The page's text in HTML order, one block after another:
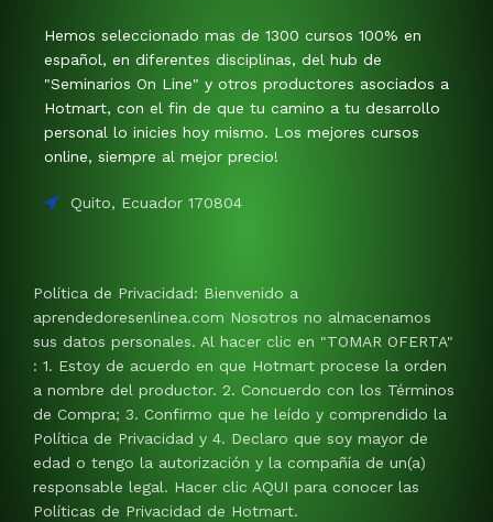
Hemos seleccionado mas de 1300 cursos 100% en
español, en diferentes disciplinas, del hub de
"Seminarios On Line" y otros productores asociados a
Hotmart, con el fin de que tu camino a tu desarrollo
personal lo inicies hoy mismo. Los mejores cursos
online, siempre al mejor precio!
Quito, Ecuador 170804
Política de Privacidad: Bienvenido a
aprendedoresenlinea.com Nosotros no almacenamos
sus datos personales. Al hacer clic en "TOMAR OFERTA"
: 1. Estoy de acuerdo en que Hotmart procese la orden
a nombre del productor. 2. Concuerdo con los Términos
de Compra; 3. Confirmo que he leído y comprendido la
Política de Privacidad y 4. Declaro que soy mayor de
edad o tengo la autorización y la compañía de un(a)
responsable legal. Hacer clic AQUI para conocer las
Políticas de Privacidad de Hotmart.